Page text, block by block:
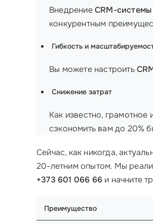
ВнедрениеCRM-
конкурентным
Гибкость и
Вы можете настроить
Снижение затрат
Как известно, грамотное
сэкономить вам до 20%
Сейчас, как никогда,
20-летним опытом. Мы
+373 601 066 66 и начните
Преимущество